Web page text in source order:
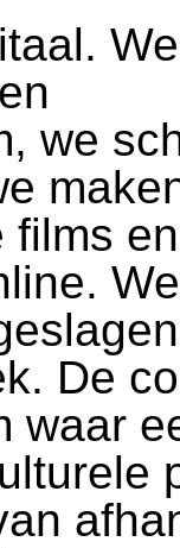
we
films
De
waar